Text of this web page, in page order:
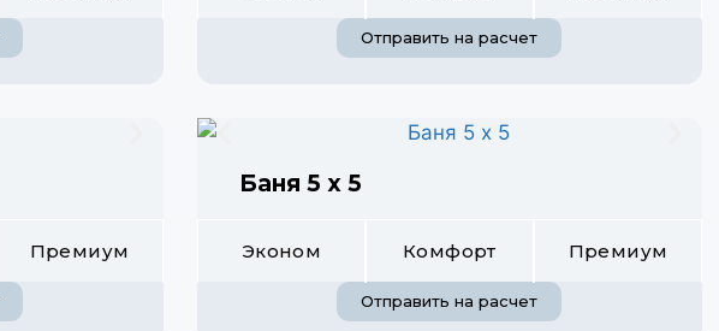
Отправить на расчет
Премиум
Баня 5 х 5
Эконом Комфорт Премиум
Отправить на расчет